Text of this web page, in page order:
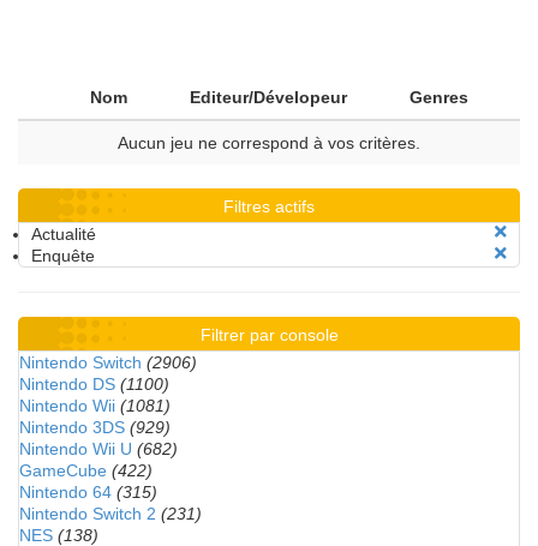
Nom Editeur/Dévelopeur Genres
Aucun jeu ne correspond à vos critères.
Filtres actifs
Actualité
Enquête
Filtrer par console
Nintendo Switch (2906)
Nintendo DS (1100)
Nintendo Wii (1081)
Nintendo 3DS (929)
Nintendo Wii U (682)
GameCube (422)
Nintendo 64 (315)
Nintendo Switch 2 (231)
NES (138)